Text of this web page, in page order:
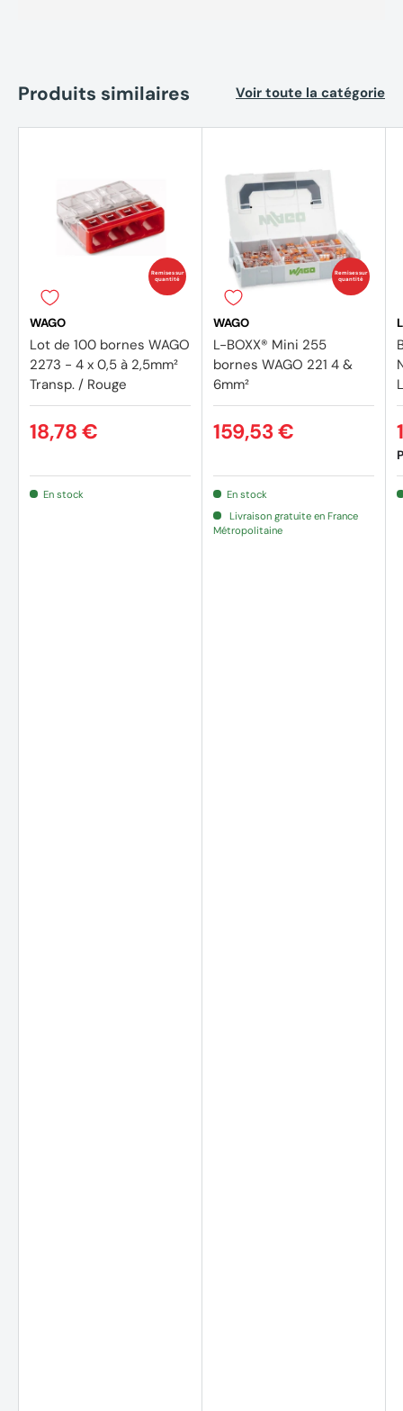
Produits similaires Voir toute la catégorie
Remises sur
quantité
WAGO
Lot de 100 bornes WAGO
2273 - 4 x 0,5 à 2,5mm²
Transp. / Rouge
18,78 €
En stock
Remises sur
quantité
WAGO
L-BOXX® Mini 255
bornes WAGO 221 4 &
6mm²
159,53 €
En stock
Livraison gratuite en France
Métropolitaine